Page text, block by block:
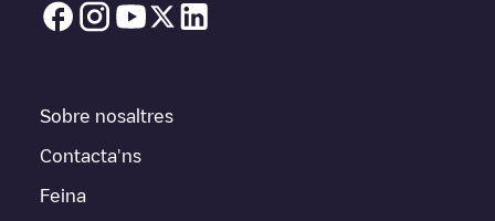
Sobre nosaltres
Contacta'ns
Feina